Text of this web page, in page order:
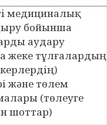
медициналық
бойынша
аудару
жеке тұлғалардың
және төлем
(төлеуге
шоттар)